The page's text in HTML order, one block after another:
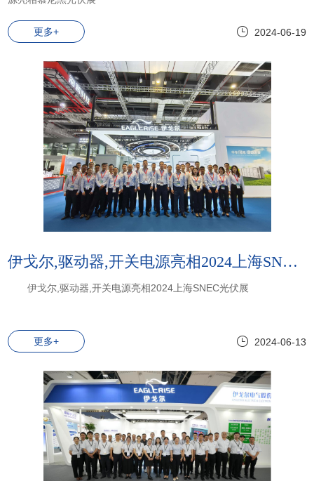
更多+ 2024-06-19
伊戈尔,驱动器,开关电源亮相2024上海SNEC光伏展
伊戈尔,驱动器,开关电源亮相2024上海SNEC光伏展
更多+ 2024-06-13